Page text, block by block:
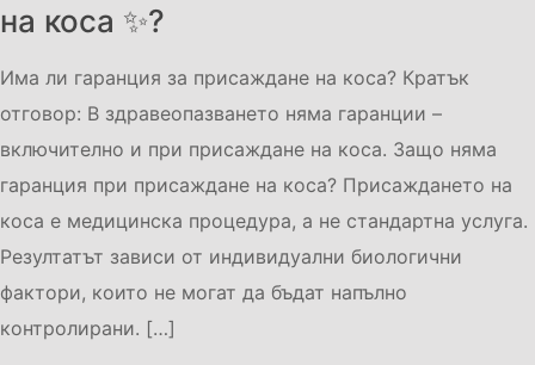
на коса ✨?
Има ли гаранция за присаждане на коса? Кратък
отговор: В здравеопазването няма гаранции –
включително и при присаждане на коса. Защо няма
гаранция при присаждане на коса? Присаждането на
коса е медицинска процедура, а не стандартна услуга.
Резултатът зависи от индивидуални биологични
фактори, които не могат да бъдат напълно
контролирани. […]